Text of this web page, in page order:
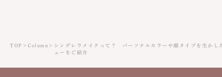
TOP ＞ Column ＞ シンデレラメイクって？ パーソナルカラーや顔タイプを生かし
ューをご紹介